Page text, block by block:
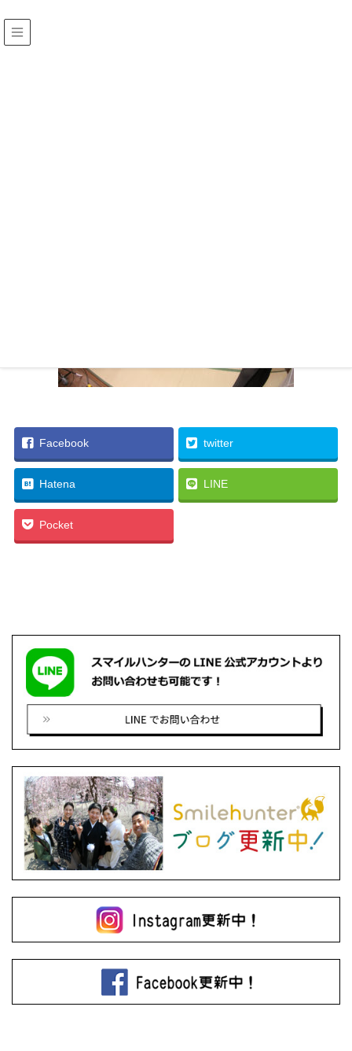
Facebook twitter
Hatena LINE
Pocket